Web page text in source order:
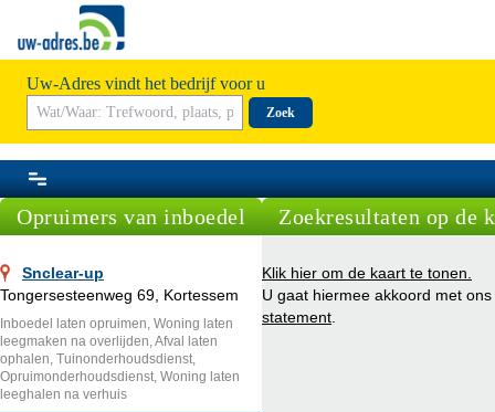
Uw-Adres vindt het bedrijf voor u
Zoek
Opruimers van inboedel
Snclear-up
Tongersesteenweg 69, Kortessem
Inboedel laten opruimen, Woning laten
leegmaken na overlijden, Afval laten
ophalen, Tuinonderhoudsdienst,
Opruimonderhoudsdienst, Woning laten
leeghalen na verhuis
Zoekresultaten op de
Klik hier om de kaart te tonen.
U gaat hiermee akkoord met ons
statement